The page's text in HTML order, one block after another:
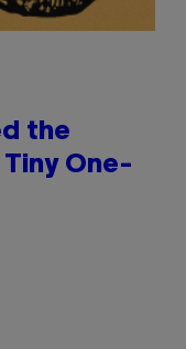
the
Tiny One-